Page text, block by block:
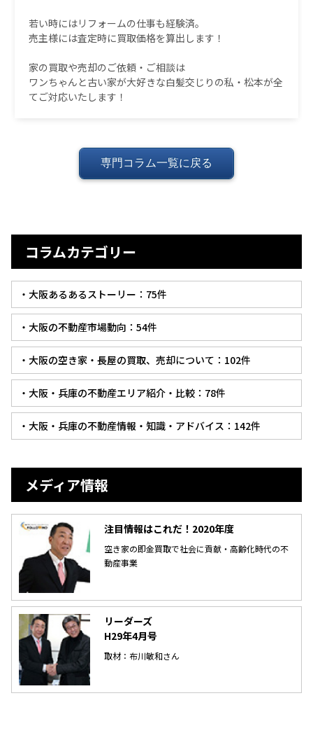
若い時にはリフォームの仕事も経験済。
売主様には査定時に買取価格を算出します！
家の買取や売却のご依頼・ご相談は
ワンちゃんと古い家が大好きな白髪交じりの私・松本が全
てご対応いたします！
専門コラム一覧に戻る
コラムカテゴリー
・大阪あるあるストーリー：75件
・大阪の不動産市場動向：54件
・大阪の空き家・長屋の買取、売却について：102件
・大阪・兵庫の不動産エリア紹介・比較：78件
・大阪・兵庫の不動産情報・知識・アドバイス：142件
メディア情報
注目情報はこれだ！2020年度
空き家の即金買取で社会に貢献・高齢化時代の不
動産事業
リーダーズ
H29年4月号
取材：布川敏和さん